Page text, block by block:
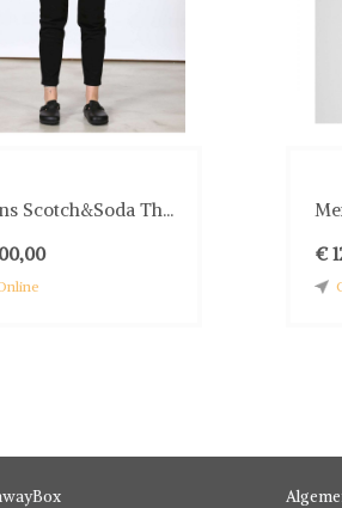
en uniek. Met een kenmerkende
patronen. Combineer er rustig op
tijdloos zijn.
Scotch&Soda Th...
€